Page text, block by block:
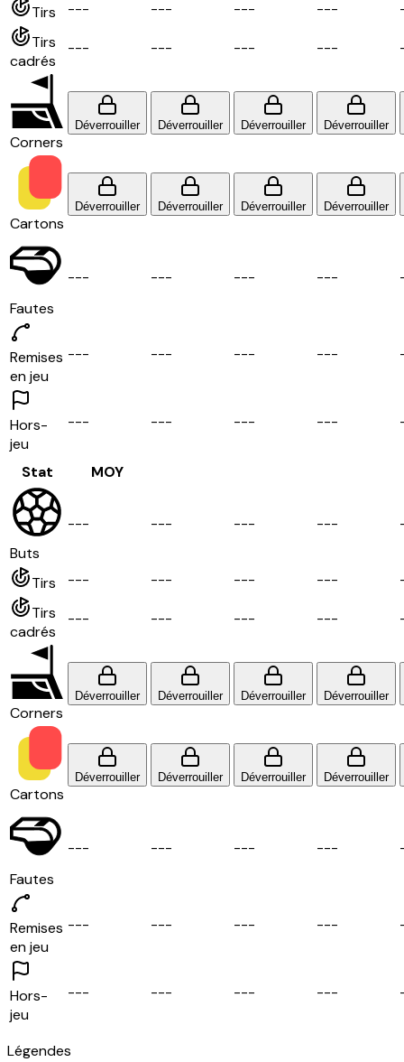
Tirs --- --- --- ---
Tirs
cadrés
--- --- --- ---
Corners
Déverrouiller Déverrouiller Déverrouiller Déverrouiller
Cartons
Déverrouiller Déverrouiller Déverrouiller Déverrouiller
Fautes
--- --- --- ---
Remises
en jeu
--- --- --- ---
Hors-
jeu
--- --- --- ---
Stat MOY
Buts
--- --- --- ---
Tirs --- --- --- ---
Tirs
cadrés
--- --- --- ---
Corners
Déverrouiller Déverrouiller Déverrouiller Déverrouiller
Cartons
Déverrouiller Déverrouiller Déverrouiller Déverrouiller
Fautes
--- --- --- ---
Remises
en jeu
--- --- --- ---
Hors-
jeu
--- --- --- ---
Légendes